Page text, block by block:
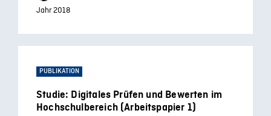
Jahr 2018
PUBLIKATION
Studie: Digitales Prüfen und Bewerten im
Hochschulbereich (Arbeitspapier 1)